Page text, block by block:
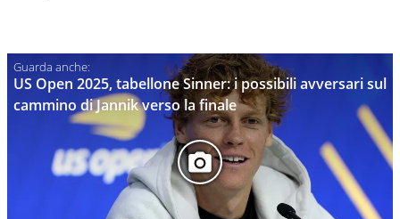
US Open 2025, tabellone Sinner: i possibili avversari sul
cammino di Jannik verso la finale